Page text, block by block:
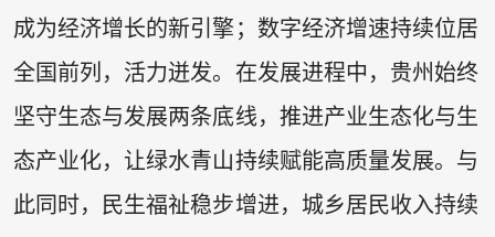
成为经济增长的新引擎；数字经济增速持续位居
全国前列，活力迸发。在发展进程中，贵州始终
坚守生态与发展两条底线，推进产业生态化与生
态产业化，让绿水青山持续赋能高质量发展。与
此同时，民生福祉稳步增进，城乡居民收入持续